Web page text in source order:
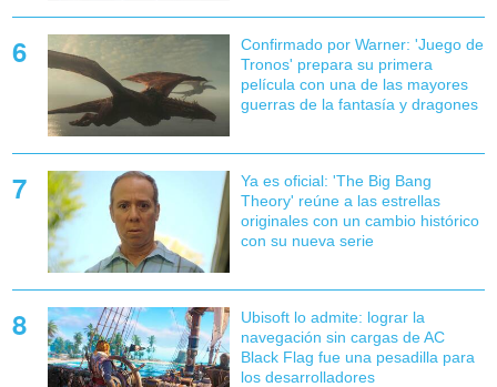
Confirmado por Warner: 'Juego de
Tronos' prepara su primera
película con una de las mayores
guerras de la fantasía y dragones
Ya es oficial: 'The Big Bang
Theory' reúne a las estrellas
originales con un cambio histórico
con su nueva serie
Ubisoft lo admite: lograr la
navegación sin cargas de AC
Black Flag fue una pesadilla para
los desarrolladores